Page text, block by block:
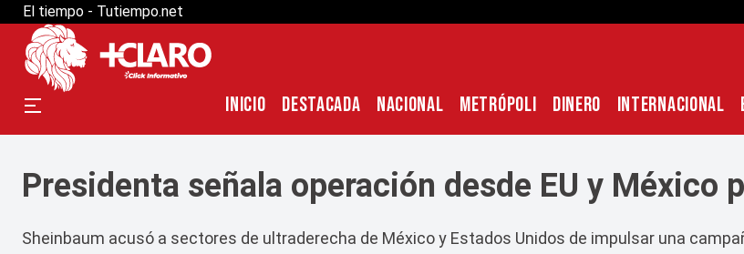
El tiempo - Tutiempo.net
INICIO DESTACADA NACIONAL METRÓPOLI DINERO INTERNACIONAL
Presidenta señala operación desde EU y México
Sheinbaum acusó a sectores de ultraderecha de México y Estados Unidos de impulsar una